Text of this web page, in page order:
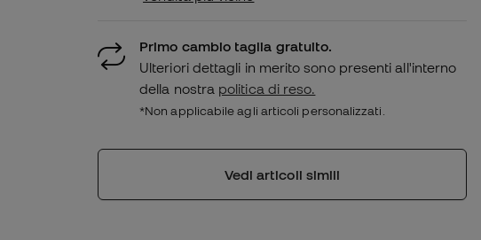
Primo cambio taglia gratuito.
Ulteriori dettagli in merito sono presenti all'interno
della nostra politica di reso.
*Non applicabile agli articoli personalizzati.
Vedi articoli simili